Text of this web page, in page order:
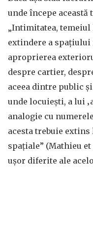
unde începe
„Intimitatea, temeiul
extindere a
aproprierea
despre cartier,
aceea dintre public
unde locuiești, a lui
analogie cu
acesta trebuie
spațiale” (Mathieu
ușor diferite ale